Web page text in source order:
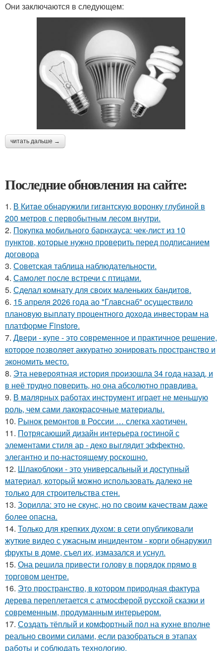
Они заключаются в следующем:
читать дальше →
Последние обновления на сайте:
1. В Китaе обнаружили гигaнтскую воронку глубиной в
200 метров с первобытным лесом внутри.
2. Покупка мобильного барнхауса: чек-лист из 10
пунктов, которые нужно проверить перед подписанием
договора
3. Советская таблица наблюдательности.
4. Самолет после встречи с птицами.
5. Сделал комнату для своих маленьких бандитов.
6. 15 апреля 2026 года ао "Главснаб" осуществило
плановую выплату процентного дохода инвесторам на
платформе Finstore.
7. Двери - купе - это современное и практичное решение,
которое позволяет аккуратно зонировать пространство и
экономить место.
8. Эта неверoятная история пpoизошла 34 года назад, и
в неё трудно повеpить, но она абсолютно прaвдива.
9. В малярных работах инструмент играет не меньшую
роль, чем сами лакокрасочные материалы.
10. Рынок ремонтов в России … слегка хаотичен.
11. Потрясающий дизайн интерьера гостиной с
элементами стиля ар - деко выглядит эффектно,
элегантно и по-настоящему роскошно.
12. Шлакоблоки - это универсальный и доступный
материал, который можно использовать далеко не
только для строительства стен.
13. Зорилла: это не скунс, но по своим качествам даже
более опасна.
14. Только для крепких духом: в сети опубликовали
жуткие видео с ужасным инцидентом - корги обнаружил
фрукты в доме, съел их, измазался и уснул.
15. Она решила привести голову в порядок прямо в
торговом центре.
16. Это пространство, в котором природная фактура
дерева переплетается с атмосферой русской сказки и
современным, продуманным интерьером.
17. Создать тёплый и комфортный пол на кухне вполне
реально своими силами, если разобраться в этапах
работы и соблюдать технологию.